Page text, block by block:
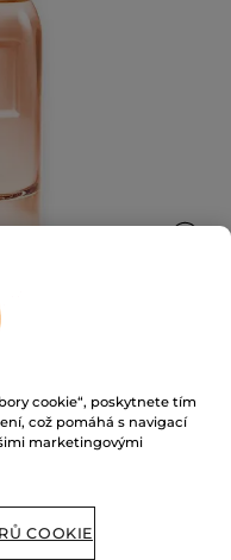
Party
HODNOCENÍ
cookie“, poskytnete tím
což pomáhá s navigací
marketingovými
COOKIE